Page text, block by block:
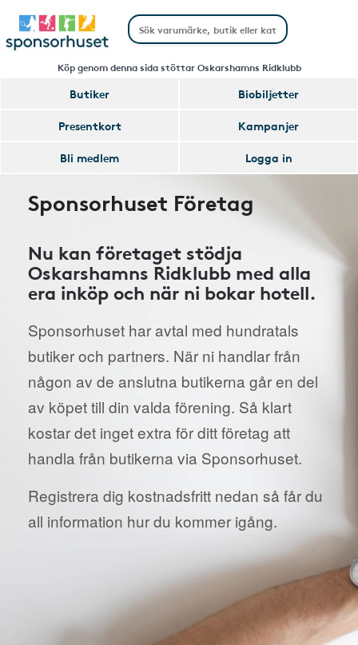
Köp genom denna sida stöttar Oskarshamns Ridklubb
Butiker
Biobiljetter
Presentkort
Kampanjer
Bli medlem
Logga in
Sponsorhuset Företag
Nu kan företaget stödja
Oskarshamns Ridklubb med alla
era inköp och när ni bokar hotell.
Sponsorhuset har avtal med hundratals
butiker och partners. När ni handlar från
någon av de anslutna butikerna går en del
av köpet till din valda förening. Så klart
kostar det inget extra för ditt företag att
handla från butikerna via Sponsorhuset.
Registrera dig kostnadsfritt nedan så får du
all information hur du kommer igång.